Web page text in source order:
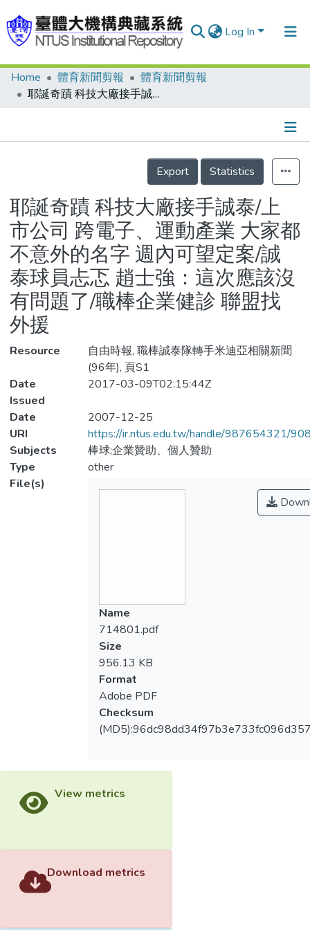
Log In
Communities & Collections
Statistics
Home 體育新聞剪報
體育新聞剪報
耶誕奇蹟 科技大廠接手誠泰/上市公司 跨電子、運動產業 大家都不意外的名字 週內可望定案/誠泰球員忐忑 趙士強：這次應該沒有問題了/職棒企業健診 聯盟找外援
Details
Export
Statistics
耶誕奇蹟 科技大廠接手誠泰/上
市公司 跨電子、運動產業 大家都
不意外的名字 週內可望定案/誠
泰球員忐忑 趙士強：這次應該沒
有問題了/職棒企業健診 聯盟找
外援
Resource
自由時報, 職棒誠泰隊轉手米迪亞相關新聞
(96年), 頁S1
Date
Issued
2017-03-09T02:15:44Z
Date
2007-12-25
URI
https://ir.ntus.edu.tw/handle/987654321/
Subjects
棒球;企業贊助、個人贊助
Type
other
File(s)
Name
714801.pdf
Size
956.13 KB
Format
Adobe PDF
Checksum
View metrics
Download metrics